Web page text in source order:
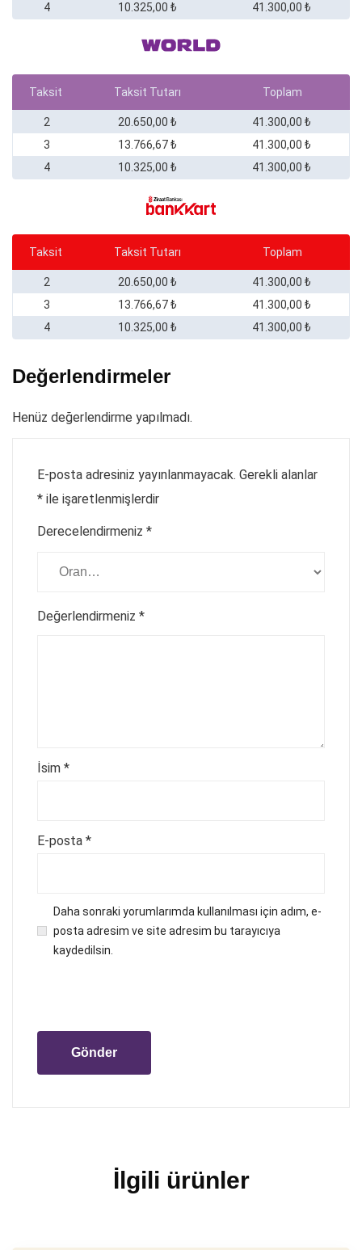
4
10.325,00 ₺ 41.300,00 ₺
Taksit Taksit Tutarı Toplam
2 20.650,00 ₺
41.300,00 ₺
3
13.766,67 ₺
41.300,00 ₺
4
10.325,00 ₺ 41.300,00 ₺
Taksit Taksit Tutarı Toplam
2 20.650,00 ₺
41.300,00 ₺
3
13.766,67 ₺
41.300,00 ₺
4
10.325,00 ₺ 41.300,00 ₺
Değerlendirmeler
Henüz değerlendirme yapılmadı.
E-posta adresiniz yayınlanmayacak. Gerekli alanlar
* ile işaretlenmişlerdir
Derecelendirmeniz *
Değerlendirmeniz *
İsim *
E-posta *
Daha sonraki yorumlarımda kullanılması için adım, e-
posta adresim ve site adresim bu tarayıcıya
kaydedilsin.
İlgili ürünler